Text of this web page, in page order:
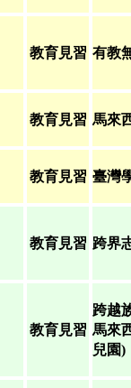
教育見習 有教
教育見習 馬來
教育見習 臺灣
教育見習 跨界
教育見習
跨越
馬來
兒園)